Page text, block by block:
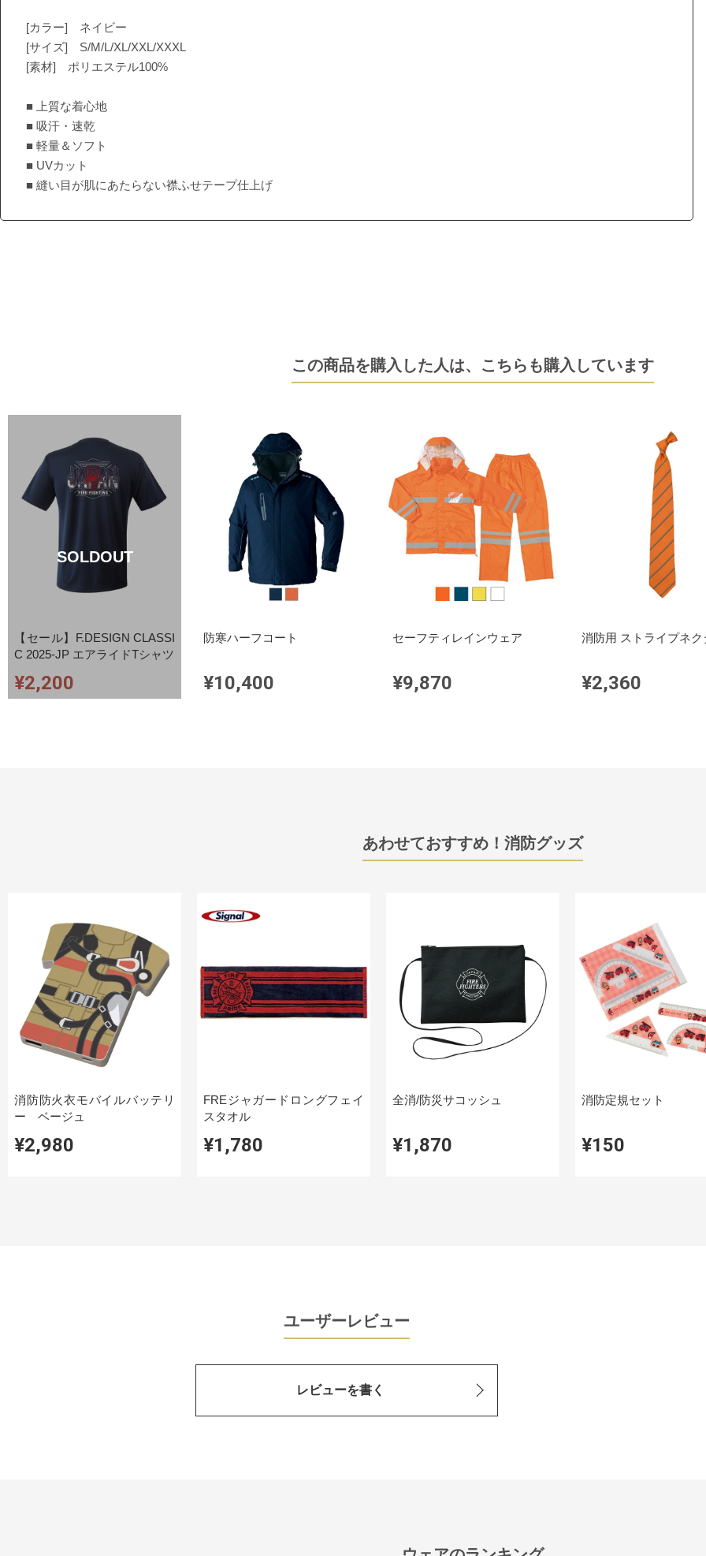
[カラー] ネイビー
[サイズ] S/M/L/XL/XXL/XXXL
[素材] ポリエステル100%
■ 上質な着心地
■ 吸汗・速乾
■ 軽量＆ソフト
■ UVカット
■ 縫い目が肌にあたらない襟ふせテープ仕上げ
この商品を購入した人は、 こちらも購入しています
SOLDOUT
【セール】F.DESIGN CLASSI
C 2025-JP エアライドTシャツ
¥2,200
防寒ハーフコート
¥10,400
セーフティレインウェア
¥9,870
消防用 ストライプネク
¥2,360
あわせておすすめ！消防グッズ
消防防火衣モバイルバッテリ
ー ベージュ
¥2,980
FREジャガードロングフェイ
スタオル
¥1,780
全消/防災サコッシュ
¥1,870
消防定規セット
¥150
ユーザーレビュー
レビューを書く